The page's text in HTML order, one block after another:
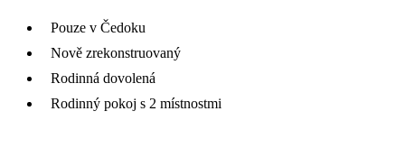
Pouze v Čedoku
Nově zrekonstruovaný
Rodinná dovolená
Rodinný pokoj s 2 místnostmi